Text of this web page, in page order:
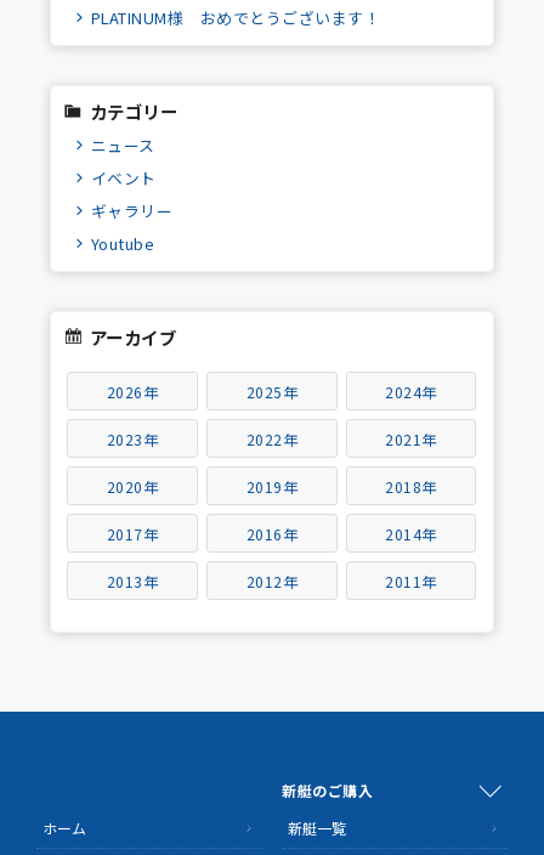
PLATINUM様 おめでとうございます！
カテゴリー
ニュース
イベント
ギャラリー
Youtube
アーカイブ
2026年 2025年 2024年
2023年 2022年 2021年
2020年 2019年 2018年
2017年 2016年 2014年
2013年 2012年 2011年
ホーム
新艇のご購入
新艇一覧